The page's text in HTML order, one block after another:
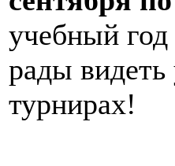
учебный
рады
турнирах!